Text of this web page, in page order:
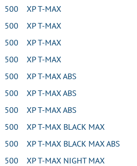
500 XP T-MAX
500 XP T-MAX
500 XP T-MAX
500 XP T-MAX
XP T-MAX ABS
XP T-MAX ABS
XP T-MAX ABS
XP T-MAX BLACK MAX
XP T-MAX BLACK MAX ABS
XP T-MAX NIGHT MAX